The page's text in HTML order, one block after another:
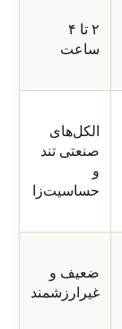
۲ تا ۴
ساعت
الکل‌های
صنعتی تند
و
حساسیت‌زا
ضعیف و
غیرارزشمند